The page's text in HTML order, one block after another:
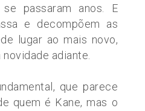
passaram anos. E
e decompõem as
lugar ao mais novo,
adiante.
que parece
quem é Kane, mas o